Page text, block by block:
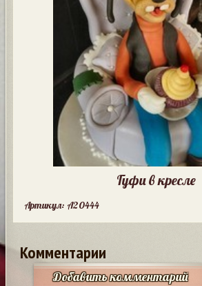
Гуфи в кресле
Артикул: A20444
Комментарии
Добавить комментарий